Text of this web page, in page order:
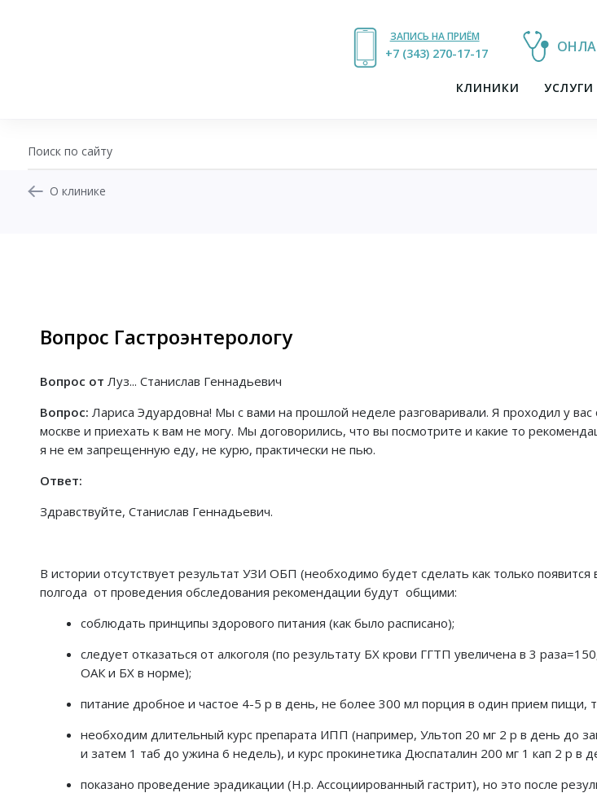
ЗАПИСЬ НА ПРИЁМ
+7 (343) 270-17-21
+7 (343) 270-17-17
КЛИНИКИ УСЛУГИ
О клинике
Вопрос Гастроэнтерологу
Вопрос от Луз... Станислав Геннадьевич
Вопрос: Лариса Эдуардовна! Мы с вами на прошлой неделе разговаривали. Я проходил у вас
москве и приехать к вам не могу. Мы договорились, что вы посмотрите и какие то
я не ем запрещенную еду, не курю, практически не пью.
Ответ:
Здравствуйте, Станислав Геннадьевич.
В истории отсутствует результат УЗИ ОБП (необходимо будет сделать как только
полгода от проведения обследования рекомендации будут общими:
соблюдать принципы здорового питания (как было расписано);
следует отказаться от алкоголя (по результату БХ крови ГГТП увеличена в 3
ОАК и БХ в норме);
питание дробное и частое 4-5 р в день, не более 300 мл порция в один прием пищи,
необходим длительный курс препарата ИПП (например, Ультоп 20 мг 2 р в день до
и затем 1 таб до ужина 6 недель), и курс прокинетика Дюспаталин 200 мг 1 кап 2 р в
показано проведение эрадикации (Н.р. Ассоциированный гастрит), но это после
+7 (343) 270-17-21